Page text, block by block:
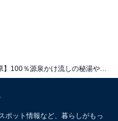
円
ポット情報など、暮らしがもっ